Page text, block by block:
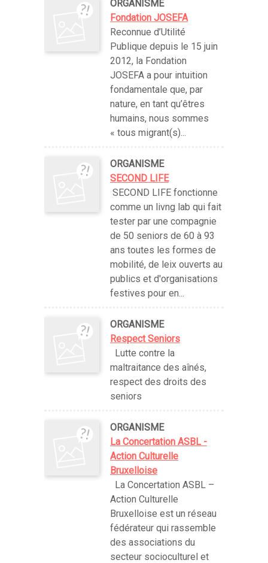
ORGANISME
Fondation JOSEFA
Reconnue d’Utilité
Publique depuis le 15 juin
2012, la Fondation
JOSEFA a pour intuition
fondamentale que, par
nature, en tant qu’êtres
humains, nous sommes
« tous migrant(s)...
ORGANISME
SECOND LIFE
SECOND LIFE fonctionne
comme un livng lab qui fait
tester par une compagnie
de 50 seniors de 60 à 93
ans toutes les formes de
mobilité, de leix ouverts au
publics et d'organisations
festives pour en...
ORGANISME
Respect Seniors
Lutte contre la
maltraitance des aînés,
respect des droits des
seniors
ORGANISME
La Concertation ASBL -
Action Culturelle
Bruxelloise
La Concertation ASBL –
Action Culturelle
Bruxelloise est un réseau
fédérateur qui rassemble
des associations du
secteur socioculturel et